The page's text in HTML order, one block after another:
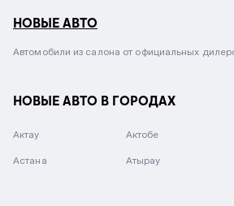
НОВЫЕ АВТО
Автомобили из салона от официальных
НОВЫЕ АВТО В ГОРОДАХ
Актау Актобе
Астана Атырау